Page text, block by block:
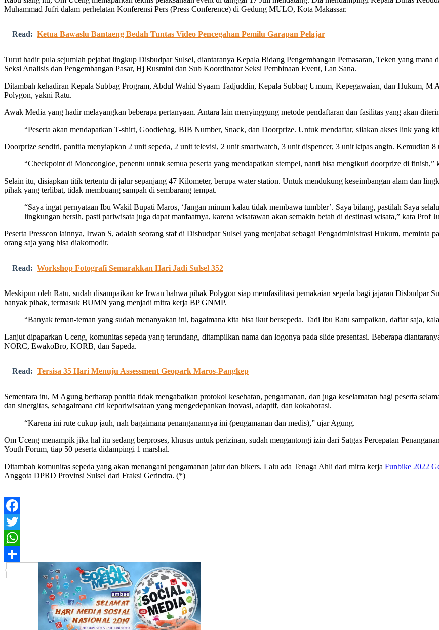
Muhammad Jufri dalam perhelatan Konferensi Pers (Press Conference) di Gedung MULO, Kota Makassar.
Read: Ketua Bawaslu Bantaeng Bedah Tuntas Video Pencegahan Pemilu Garapan Pelajar
Turut hadir pula sejumlah pejabat lingkup Disbudpar Sulsel, diantaranya Kepala Bidang Pengembangan Pemasaran, Teken yang
Seksi Analisis dan Pengembangan Pasar, Hj Rusmini dan Sub Koordinator Seksi Pembinaan Event, Lan Sana.
Ditambah kehadiran Kepala Subbag Program, Abdul Wahid Syaam Tadjuddin, Kepala Subbag Umum, Kepegawaian, dan Hukum,
Polygon, yakni Ratu.
Awak Media yang hadir melayangkan beberapa pertanyaan. Antara lain menyinggung metode pendaftaran dan fasilitas yang akan
“Peserta akan mendapatkan T-shirt, Goodiebag, BIB Number, Snack, dan Doorprize. Untuk mendaftar, silakan akses link yang
Doorprize sendiri, panitia menyiapkan 2 unit sepeda, 2 unit televisi, 2 unit smartwatch, 3 unit dispencer, 3 unit kipas angin. Kemudian
“Checkpoint di Moncongloe, penentu untuk semua peserta yang mendapatkan stempel, nanti bisa mengikuti doorprize di finish,”
Selain itu, disiapkan titik tertentu di jalur sepanjang 47 Kilometer, berupa water station. Untuk mendukung keseimbangan alam dan
pihak yang terlibat, tidak membuang sampah di sembarang tempat.
“Saya ingat pernyataan Ibu Wakil Bupati Maros, ‘Jangan minum kalau tidak membawa tumbler’. Saya bilang, pastilah Saya
lingkungan bersih, pasti pariwisata juga dapat manfaatnya, karena wisatawan akan semakin betah di destinasi wisata,” kata Prof
Peserta Presscon lainnya, Irwan S, adalah seorang staf di Disbudpar Sulsel yang menjabat sebagai Pengadministrasi Hukum,
orang saja yang bisa diakomodir.
Read: Workshop Fotografi Semarakkan Hari Jadi Sulsel 352
Meskipun oleh Ratu, sudah disampaikan ke Irwan bahwa pihak Polygon siap memfasilitasi pemakaian sepeda bagi jajaran Disbudpar
banyak pihak, termasuk BUMN yang menjadi mitra kerja BP GNMP.
“Banyak teman-teman yang sudah menanyakan ini, bagaimana kita bisa ikut bersepeda. Tadi Ibu Ratu sampaikan, daftar saja,
Lanjut dipaparkan Uceng, komunitas sepeda yang terundang, ditampilkan nama dan logonya pada slide presentasi. Beberapa
NORC, EwakoBro, KORB, dan Sapeda.
Read: Tersisa 35 Hari Menuju Assessment Geopark Maros-Pangkep
Sementara itu, M Agung berharap panitia tidak mengabaikan protokol kesehatan, pengamanan, dan juga keselamatan bagi peserta
dan sinergitas, sebagaimana ciri kepariwisataan yang mengedepankan inovasi, adaptif, dan kokaborasi.
“Karena ini rute cukup jauh, nah bagaimana penanganannya ini (pengamanan dan medis),” ujar Agung.
Om Uceng menampik jika hal itu sedang berproses, khusus untuk perizinan, sudah mengantongi izin dari Satgas Percepatan
Youth Forum, tiap 50 peserta didampingi 1 marshal.
Ditambah komunitas sepeda yang akan menangani pengamanan jalur dan bikers. Lalu ada Tenaga Ahli dari mitra kerja Funbike 2022
Anggota DPRD Provinsi Sulsel dari Fraksi Gerindra. (*)
Facebook
Twitter
WhatsApp
Share